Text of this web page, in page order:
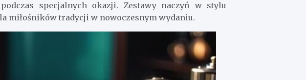
specjalnych okazji. Zestawy naczyń w stylu
miłośników tradycji w nowoczesnym wydaniu.